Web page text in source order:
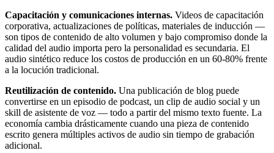
Capacitación y comunicaciones internas. Videos de capacitación
corporativa, actualizaciones de políticas, materiales de inducción —
son tipos de contenido de alto volumen y bajo compromiso donde la
calidad del audio importa pero la personalidad es secundaria. El
audio sintético reduce los costos de producción en un 60-80% frente
a la locución tradicional.
Reutilización de contenido. Una publicación de blog puede
convertirse en un episodio de podcast, un clip de audio social y un
skill de asistente de voz — todo a partir del mismo texto fuente. La
economía cambia drásticamente cuando una pieza de contenido
escrito genera múltiples activos de audio sin tiempo de grabación
adicional.